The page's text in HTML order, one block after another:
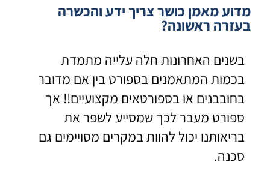
מדוע מאמן כושר צריך ידע והכשרה
בעזרה ראשונה?
בשנים האחרונות חלה עלייה מתמדת
בכמות המתאמנים בספורט בין אם מדובר
בחובבנים או בספורטאים מקצועיים!! אך
ספורט מעבר לכך שמסייע לשפר את
בריאותנו יכול להוות במקרים מסויימים גם
סכנה.